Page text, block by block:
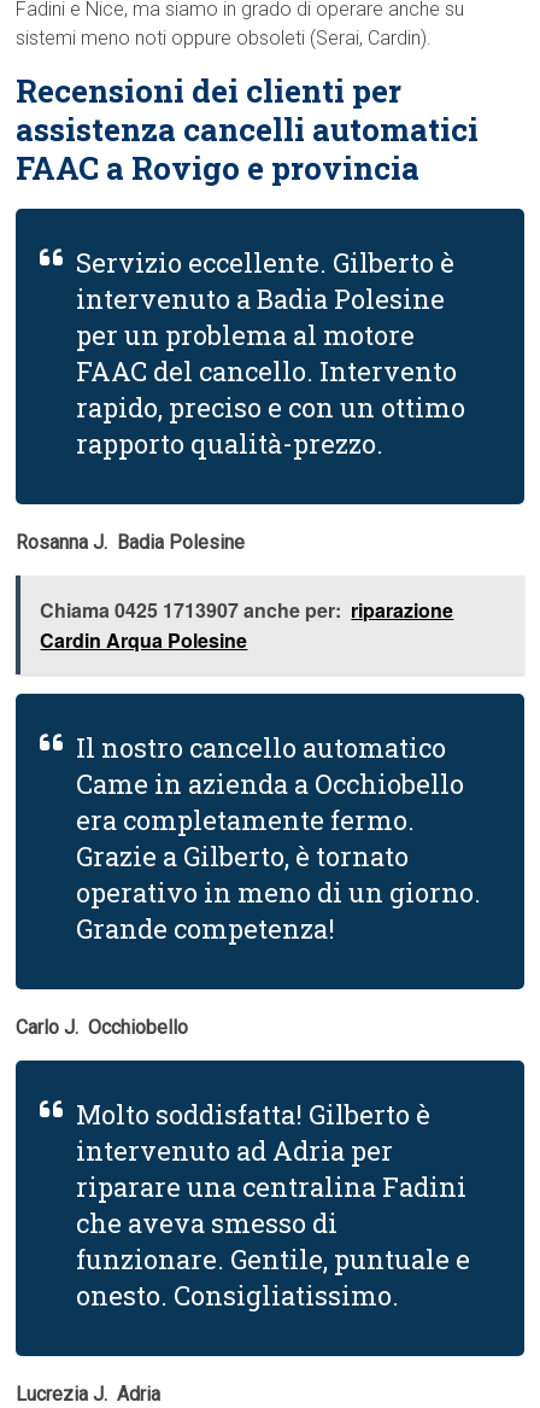
Fadini e Nice, ma siamo in grado di operare anche su
sistemi meno noti oppure obsoleti (Serai, Cardin).
Recensioni dei clienti per
assistenza cancelli automatici
FAAC a Rovigo e provincia
Servizio eccellente. Gilberto è
intervenuto a Badia Polesine
per un problema al motore
FAAC del cancello. Intervento
rapido, preciso e con un ottimo
rapporto qualità-prezzo.
Rosanna J.  Badia Polesine
Chiama 0425 1713907 anche per: riparazione
Cardin Arqua Polesine
Il nostro cancello automatico
Came in azienda a Occhiobello
era completamente fermo.
Grazie a Gilberto, è tornato
operativo in meno di un giorno.
Grande competenza!
Carlo J.  Occhiobello
Molto soddisfatta! Gilberto è
intervenuto ad Adria per
riparare una centralina Fadini
che aveva smesso di
funzionare. Gentile, puntuale e
onesto. Consigliatissimo.
Lucrezia J.  Adria